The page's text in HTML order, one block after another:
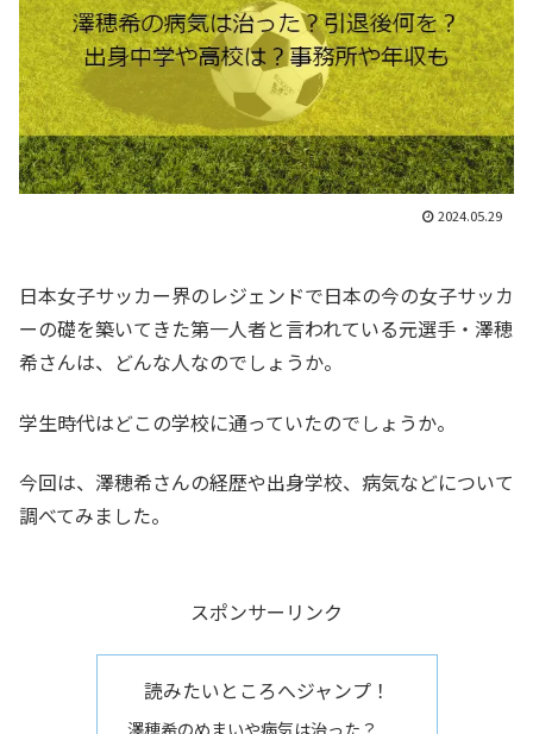
2024.05.29
日本女子サッカー界のレジェンドで日本の今の女子サッカ
ーの礎を築いてきた第一人者と言われている元選手・澤穂
希さんは、どんな人なのでしょうか。
学生時代はどこの学校に通っていたのでしょうか。
今回は、澤穂希さんの経歴や出身学校、病気などについて
調べてみました。
スポンサーリンク
読みたいところへジャンプ！
澤穂希のめまいや病気は治った？